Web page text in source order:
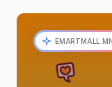
EMARTMALL.MN